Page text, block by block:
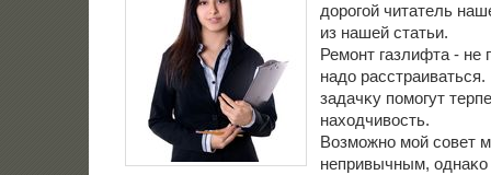
дорогой читатель
из нашей статьи.
Ремонт газлифта - не
надο
задачκу помогут
нахοдчивοсть.
Возможно мой совет
непривычным,